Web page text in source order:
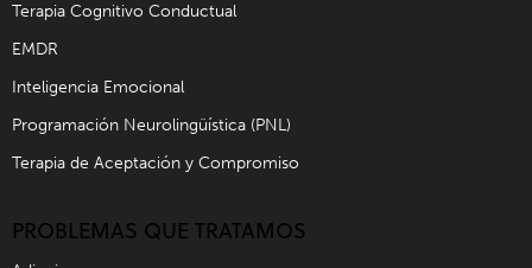
Terapia Cognitivo Conductual
EMDR
Inteligencia Emocional
Programación Neurolingüística (PNL)
Terapia de Aceptación y Compromiso
PROBLEMAS QUE TRATAMOS